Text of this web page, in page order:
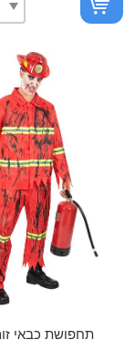
תחפושת כבאי